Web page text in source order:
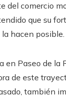
del comercio
que su
hacen posible.
en Paseo de la
de este
también